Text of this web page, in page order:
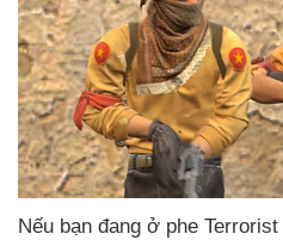
Nếu bạn đang ở phe Terrorist